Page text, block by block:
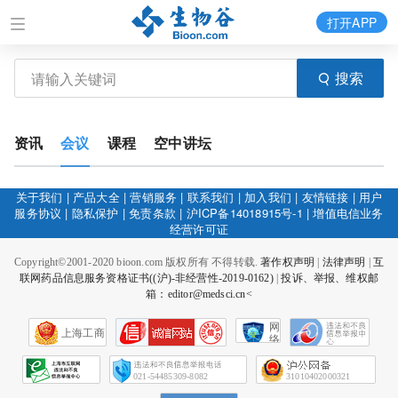
搜索
打开APP
资讯 会议 课程 空中讲坛
关于我们 | 产品大全|营销服务 | 联系我们 | 加入我们 | 友情链接 | 用户
服务协议 | 隐私保护 |免责条款 | 沪ICP备14018915号-1 |增值电信业务
经营许可证
Copyright©2001-2020 bioon.com 版权所有 不得转载.著作权声明 法律声明
互
联网药品信息服务资格证书((沪)-非经营性-2019-0162)|投诉、举报、维权邮
箱：editor@medsci.cn<
上海工商
网
络
会
征
021-54485309-8082 31010402000321